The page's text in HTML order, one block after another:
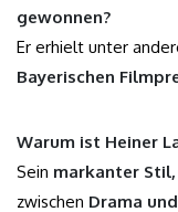
gewonnen?
Er erhielt unter
Bayerischen
Warum ist Heiner
Sein markanter
zwischen Drama